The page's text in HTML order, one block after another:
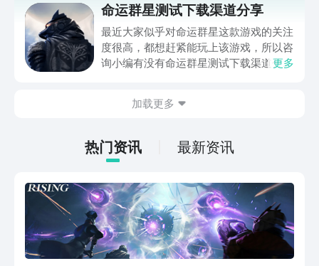
一起保护地球免受外星威胁。不同于许多
传统射击游戏，游戏不仅注重战斗的策略
性，还给予了玩家丰富的操作自由，多个
视角切换让战斗变得更加多样化。
命运群星测试下载渠道分享
最近大家似乎对命运群星这款游戏的关注
度很高，都想赶紧能玩上该游戏，所以咨
询小编有没有命运群星测试下载渠道分
来方法，并且还会送上该游戏的玩法和亮
哦。
更多
加载更多
热门资讯 最新资讯